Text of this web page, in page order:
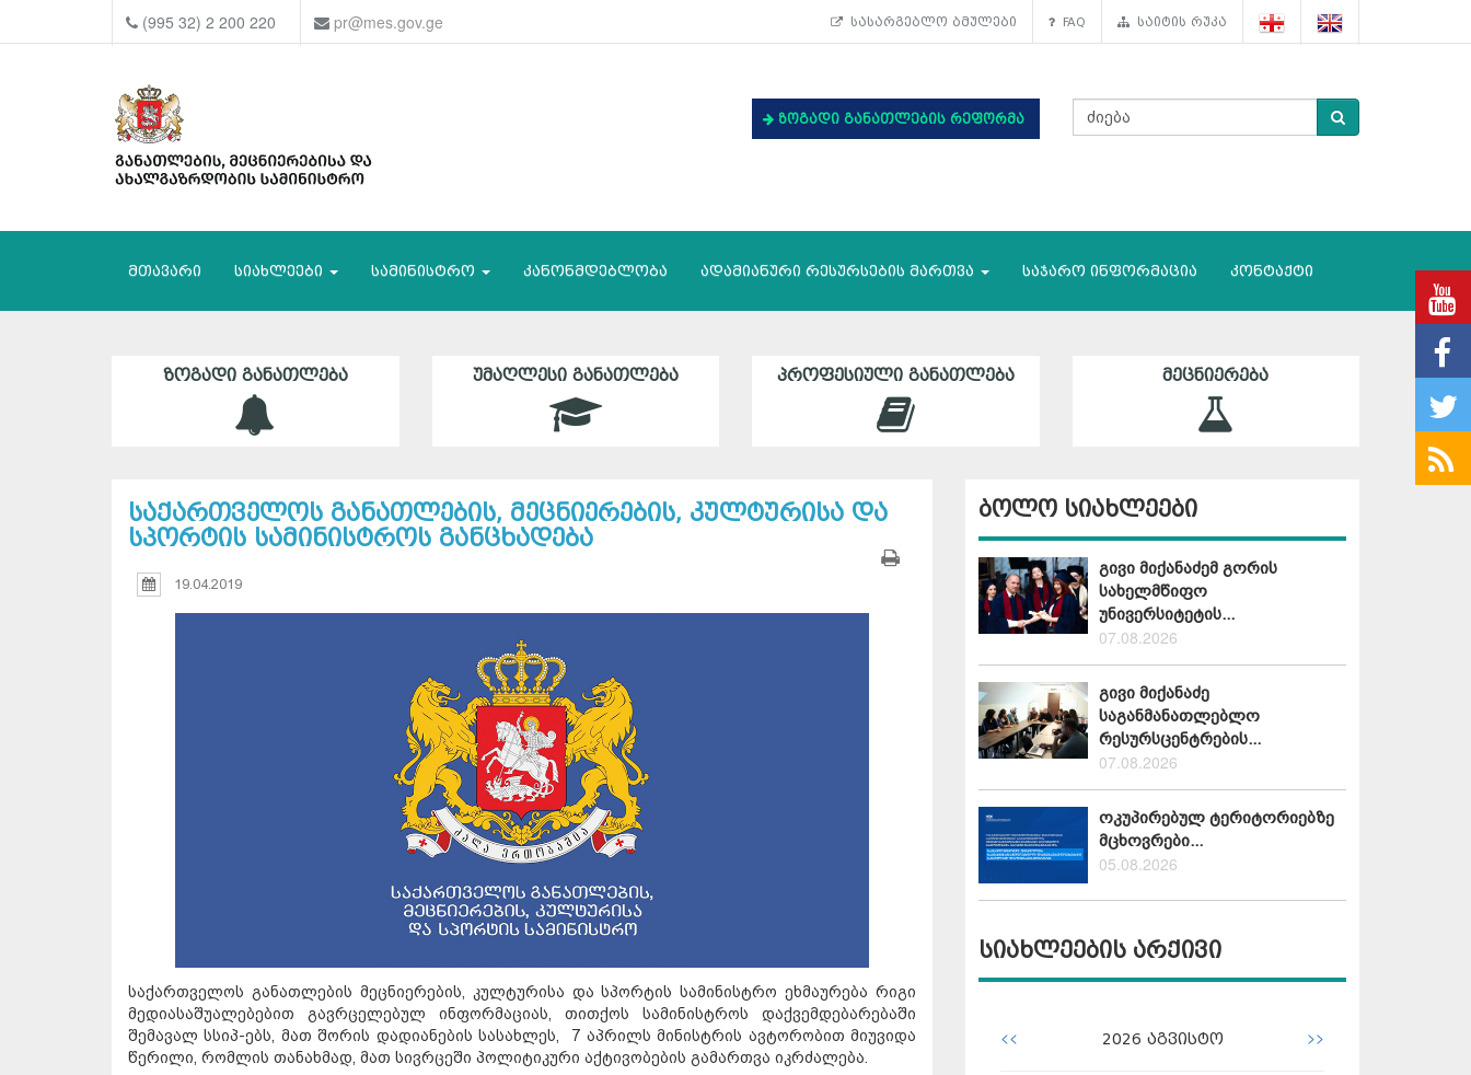
(995 32) 2 200 220 pr@mes.gov.ge სასარგებლო ბმულები FAQ საიტის რუკა
ზოგადი განათლების რეფორმა
მთავარი სიახლეები სამინისტრო კანონმდებლობა ადამიანური რესურსების მართვა საჯარო ინფორმაცია კონტაქტი
ᲖᲝᲒᲐᲓᲘ ᲒᲐᲜᲐᲗᲚᲔᲑᲐ ᲣᲛᲐᲦᲚᲔᲡᲘ ᲒᲐᲜᲐᲗᲚᲔᲑᲐ ᲞᲠᲝᲤᲔᲡᲘᲣᲚᲘ ᲒᲐᲜᲐᲗᲚᲔᲑᲐ ᲛᲔᲪᲜᲘᲔᲠᲔᲑᲐ
საქართველოს განათლების, მეცნიერების, კულტურისა და
სპორტის სამინისტროს განცხადება
19.04.2019
საქართველოს განათლების მეცნიერების, კულტურისა და სპორტის სამინისტრო ეხმაურება რიგი
მედიასაშუალებებით გავრცელებულ ინფორმაციას, თითქოს სამინისტროს დაქვემდებარებაში
შემავალ სსიპ-ებს, მათ შორის დადიანების სასახლეს, 7 აპრილს მინისტრის ავტორობით მიუვიდა
წერილი, რომლის თანახმად, მათ სივრცეში პოლიტიკური აქტივობების გამართვა იკრძალება.
ბოლო სიახლეები
გივი მიქანაძემ გორის
სახელმწიფო
უნივერსიტეტის...
07.08.2026
გივი მიქანაძე
საგანმანათლებლო
რესურსცენტრების...
07.08.2026
ოკუპირებულ ტერიტორიებზე
მცხოვრები...
05.08.2026
სიახლეების არქივი
<< 2026 აგვისტო >>